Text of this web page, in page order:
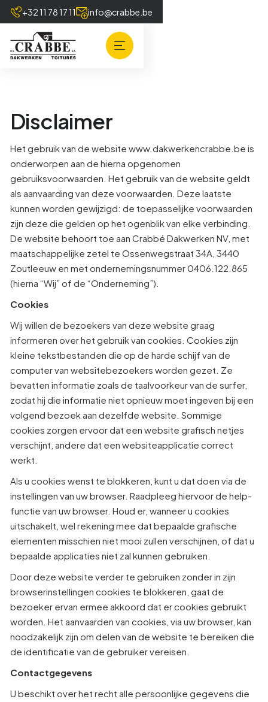
+32 11 78 17 11 info@crabbe.be
Disclaimer
Het gebruik van de website www.dakwerkencrabbe.be is
onderworpen aan de hierna opgenomen
gebruiksvoorwaarden. Het gebruik van de website geldt
als aanvaarding van deze voorwaarden. Deze laatste
kunnen worden gewijzigd: de toepasselijke voorwaarden
zijn deze die gelden op het ogenblik van elke verbinding.
De website behoort toe aan Crabbé Dakwerken NV, met
maatschappelijke zetel te Ossenwegstraat 34A, 3440
Zoutleeuw en met ondernemingsnummer 0406.122.865
(hierna “Wij” of de “Onderneming”).
Cookies
Wij willen de bezoekers van deze website graag
informeren over het gebruik van cookies. Cookies zijn
kleine tekstbestanden die op de harde schijf van de
computer van websitebezoekers worden gezet. Ze
bevatten informatie zoals de taalvoorkeur van de surfer,
zodat hij die informatie niet opnieuw moet ingeven bij een
volgend bezoek aan dezelfde website. Sommige
cookies zorgen ervoor dat een website grafisch netjes
verschijnt, andere dat een websiteapplicatie correct
werkt.
Als u cookies wenst te blokkeren, kunt u dat doen via de
instellingen van uw browser. Raadpleeg hiervoor de help-
functie van uw browser. Houd er, wanneer u cookies
uitschakelt, wel rekening mee dat bepaalde grafische
elementen misschien niet mooi zullen verschijnen, of dat u
bepaalde applicaties niet zal kunnen gebruiken.
Door deze website verder te gebruiken zonder in zijn
browserinstellingen cookies te blokkeren, gaat de
bezoeker ervan ermee akkoord dat er cookies gebruikt
worden. Het aanvaarden van cookies, via uw browser, kan
noodzakelijk zijn om delen van de website te bereiken die
de identificatie van de gebruiker vereisen.
Contactgegevens
U beschikt over het recht alle persoonlijke gegevens die